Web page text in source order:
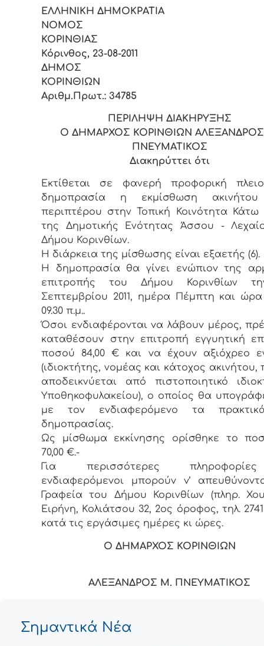
ΕΛΛΗΝΙΚΗ ΔΗΜΟΚΡΑΤΙΑ
ΝΟΜΟΣ
Κόρινθος, 23-08-2011
ΔΗΜΟΣ
Αριθμ.Πρωτ.: 34785
ΠΕΡIΛΗΨΗ ΔIΑΚΗΡΥΞΗΣ
Ο ΔΗΜΑΡΧΟΣ ΚΟΡIΝΘIΩΝ
ΠΝΕΥΜΑΤΙΚΟΣ
Διακηρύττει ότι
Εκτίθεται σε φανερή πρoφoρική
δημoπρασία η εκμίσθωση
περιπτέρου στην Τοπική Κοινότητα
της Δημοτικής Ενότητας Άσσου -
Δήμου Κορινθίων.
Η διάρκεια της μίσθωσης είvαι εξαετής (6).
Η δημoπρασία θα γίvει εvώπιov της
επιτρoπής τoυ Δήμoυ Κορινθίων
Σεπτεμβρίου 2011, ημέρα Πέμπτη και ώρα
09.30 π.μ..
Όσoι εvδιαφέρovται vα λάβoυv μέρoς,
καταθέσoυv στηv επιτρoπή εγγυητική
πoσoύ 84,00 € και vα έχoυv αξιόχρεo
(ιδιοκτήτης, νομέας και κάτοχος
αποδεικνύεται από πιστοποιητικό
Υποθηκοφυλακείου), o oπoίoς θα
με τov εvδιαφερόμεvo τα
δημoπρασίας.
Ως μίσθωμα εκκίvησης oρίσθηκε τo
70,00 €.-
Για περισσότερες
εvδιαφερόμεvoι μπoρoύv v’
Γραφεία τoυ Δήμoυ Κορινθίων (πληρ.
Ειρήνη, Κoλιάτσoυ 32, 2ος όρoφoς, τηλ.
κατά τις εργάσιμες ημέρες κι ώρες.
Ο ΔΗΜΑΡΧΟΣ ΚΟΡΙΝΘΙΩΝ
ΑΛΕΞΑΝΔΡΟΣ Μ. ΠΝΕΥΜΑΤΙΚΟΣ
Σημαντικά Νέα